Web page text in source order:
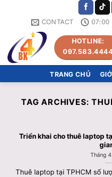
CONTACT 07:00
HOTLINE:
TRANG CHỦ
TAG ARCHIVES:
Triển khai cho thuê laptop
Tháng
Thuê laptop tại TPHCM số